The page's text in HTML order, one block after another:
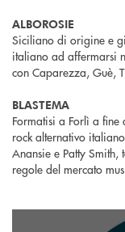
ALBOROSIE
Siciliano di origine e
italiano ad affermarsi
con Caparezza, Guè,
BLASTEMA
Formatisi a Forlì a
rock alternativo
Anansie e Patty
regole del mercato